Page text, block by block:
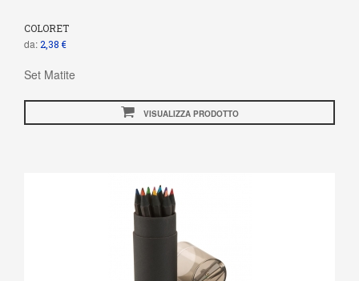
COLORET
da:2,38 €
Set Matite
VISUALIZZA PRODOTTO